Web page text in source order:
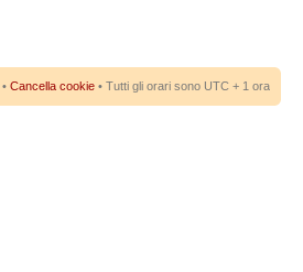
• Cancella cookie • Tutti gli orari sono UTC + 1 ora